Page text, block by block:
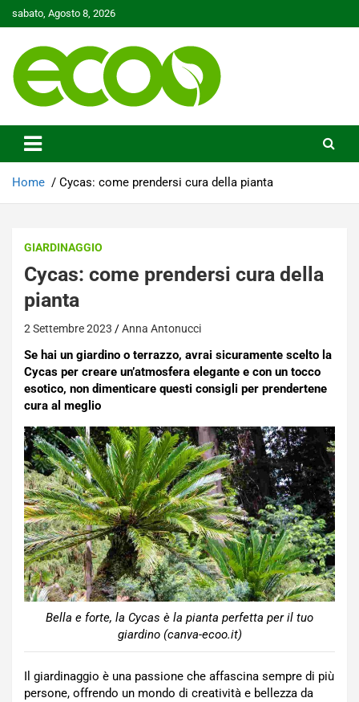
to
sabato, Agosto 8, 2026
Ecoo.it
Home Cycas: come prendersi cura della pianta
GIARDINAGGIO
Cycas: come prendersi cura della
pianta
2 Settembre 2023 Anna Antonucci
Se hai un giardino o terrazzo, avrai sicuramente scelto la
Cycas per creare un’atmosfera elegante e con un tocco
esotico, non dimenticare questi consigli per prendertene
cura al meglio
Bella e forte, la Cycas è la pianta perfetta per il tuo
giardino (canva-ecoo.it)
Il giardinaggio è una passione che affascina sempre di più
persone, offrendo un mondo di creatività e bellezza da